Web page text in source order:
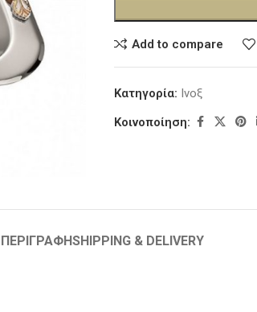
Add to compare
Κατηγορία: Ινοξ
Κοινοποίηση:
ΠΕΡΙΓΡΑΦΉSHIPPING & DELIVERY